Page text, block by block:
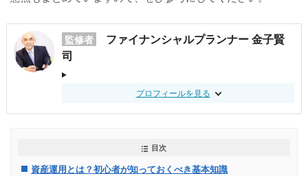
監修者
ファイナンシャルプランナー 金子賢
司
プロフィールを見る
目次
資産運用とは？初心者が知っておくべき基本知識